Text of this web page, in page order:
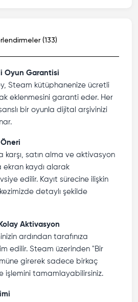
(133)
Oyun Garantisi
Steam kütüphanenize ücretli
eklenmesini garanti eder. Her
bir oyunla dijital arşivinizi
karşı, satın alma ve aktivasyon
kaydı alarak
edilir. Kayıt sürecine ilişkin
detaylı şekilde
Aktivasyon
ardından tarafınıza
edilir. Steam üzerinden "Bir
girerek sadece birkaç
işlemini tamamlayabilirsiniz.